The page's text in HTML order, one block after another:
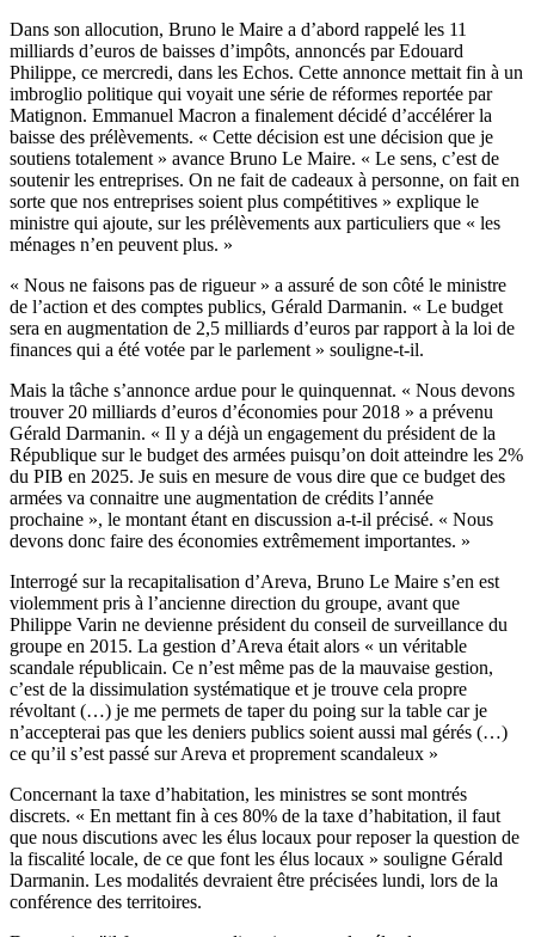
Dans son allocution, Bruno le Maire a d’abord rappelé les 11
milliards d’euros de baisses d’impôts, annoncés par Edouard
Philippe, ce mercredi, dans les Echos. Cette annonce mettait fin à un
imbroglio politique qui voyait une série de réformes reportée par
Matignon. Emmanuel Macron a finalement décidé d’accélérer la
baisse des prélèvements. « Cette décision est une décision que je
soutiens totalement » avance Bruno Le Maire. « Le sens, c’est de
soutenir les entreprises. On ne fait de cadeaux à personne, on fait en
sorte que nos entreprises soient plus compétitives » explique le
ministre qui ajoute, sur les prélèvements aux particuliers que « les
ménages n’en peuvent plus. »
« Nous ne faisons pas de rigueur » a assuré de son côté le ministre
de l’action et des comptes publics, Gérald Darmanin. « Le budget
sera en augmentation de 2,5 milliards d’euros par rapport à la loi de
finances qui a été votée par le parlement » souligne-t-il.
Mais la tâche s’annonce ardue pour le quinquennat. « Nous devons
trouver 20 milliards d’euros d’économies pour 2018 » a prévenu
Gérald Darmanin. « Il y a déjà un engagement du président de la
République sur le budget des armées puisqu’on doit atteindre les 2%
du PIB en 2025. Je suis en mesure de vous dire que ce budget des
armées va connaitre une augmentation de crédits l’année
prochaine », le montant étant en discussion a-t-il précisé. « Nous
devons donc faire des économies extrêmement importantes. »
Interrogé sur la recapitalisation d’Areva, Bruno Le Maire s’en est
violemment pris à l’ancienne direction du groupe, avant que
Philippe Varin ne devienne président du conseil de surveillance du
groupe en 2015. La gestion d’Areva était alors « un véritable
scandale républicain. Ce n’est même pas de la mauvaise gestion,
c’est de la dissimulation systématique et je trouve cela propre
révoltant (…) je me permets de taper du poing sur la table car je
n’accepterai pas que les deniers publics soient aussi mal gérés (…)
ce qu’il s’est passé sur Areva et proprement scandaleux »
Concernant la taxe d’habitation, les ministres se sont montrés
discrets. « En mettant fin à ces 80% de la taxe d’habitation, il faut
que nous discutions avec les élus locaux pour reposer la question de
la fiscalité locale, de ce que font les élus locaux » souligne Gérald
Darmanin. Les modalités devraient être précisées lundi, lors de la
conférence des territoires.